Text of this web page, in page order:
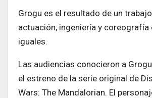
Grogu es el resultado de un
actuación, ingeniería y coreografía
iguales.
Las audiencias conocieron a
el estreno de la serie original de
Wars: The Mandalorian. El